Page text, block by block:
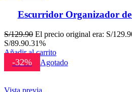
Escurridor Organizador
S/129.90 El precio original era: S/
S/89.90.31%
Añadir al carrito
-32% Agotado
Vista previa